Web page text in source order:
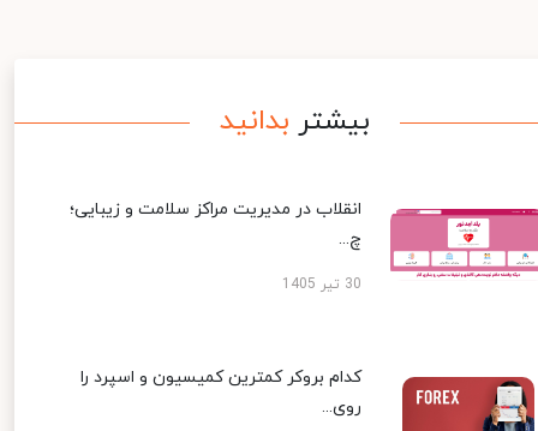
بیشتر بدانید
انقلاب در مدیریت مراکز سلامت و زیبایی؛
چ...
30 تیر 1405
کدام بروکر کمترین کمیسیون و اسپرد را
روی...